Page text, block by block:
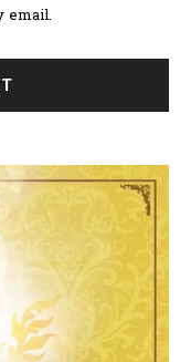
email.